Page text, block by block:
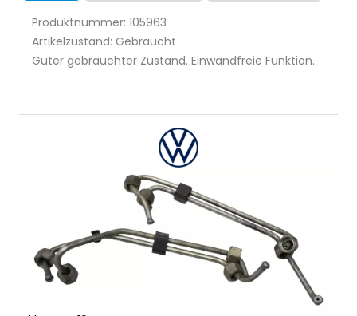
Produktnummer: 105963
Artikelzustand: Gebraucht
Guter gebrauchter Zustand. Einwandfreie Funktion.